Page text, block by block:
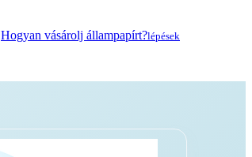
Hogyan vásárolj állampapírt?lépések